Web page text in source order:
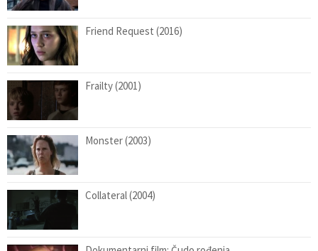
Friend Request (2016)
Frailty (2001)
Monster (2003)
Collateral (2004)